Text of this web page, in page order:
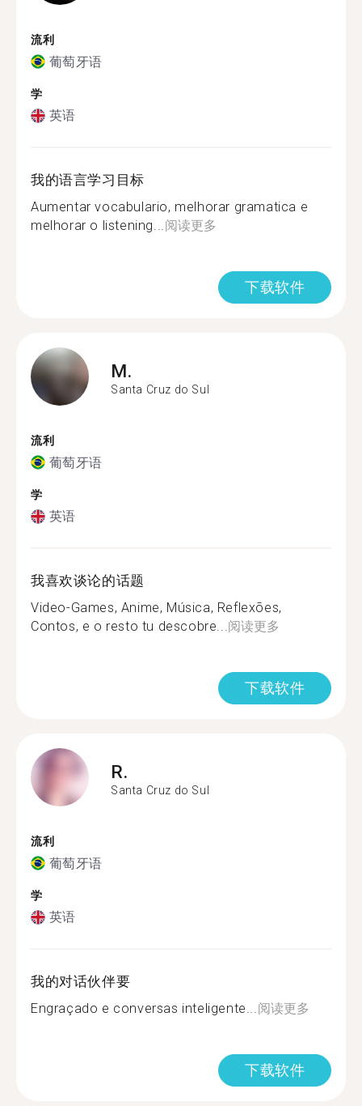
流利
葡萄牙语
学
英语
我的语言学习目标
Aumentar vocabulario, melhorar gramatica e
melhorar o listening...阅读更多
下载软件
M.
Santa Cruz do Sul
流利
葡萄牙语
学
英语
我喜欢谈论的话题
Video-Games, Anime, Música, Reflexões,
Contos, e o resto tu descobre...阅读更多
下载软件
R.
Santa Cruz do Sul
流利
葡萄牙语
学
英语
我的对话伙伴要
Engraçado e conversas inteligente...阅读更多
下载软件